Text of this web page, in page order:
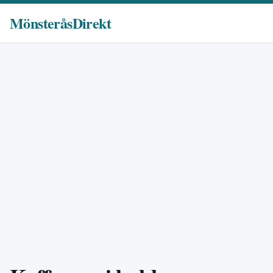
MönsteråsDirekt